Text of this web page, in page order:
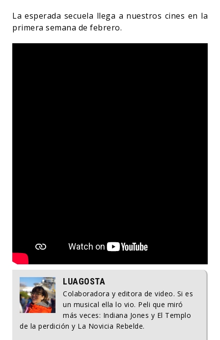
La esperada secuela llega a nuestros cines en la
primera semana de febrero.
LUAGOSTA
Colaboradora y editora de video. Si es
un musical ella lo vio. Peli que miró
más veces: Indiana Jones y El Templo
de la perdición y La Novicia Rebelde.